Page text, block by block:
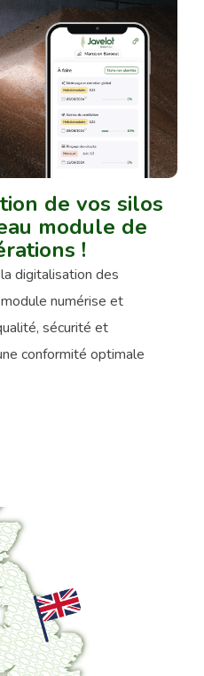
de vos silos
module de
!
digitalisation des
numérise et
sécurité et
conformité optimale